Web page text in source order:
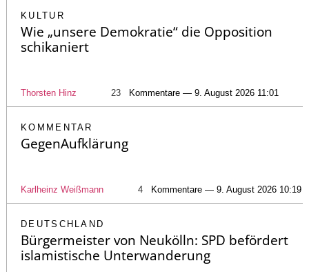
KULTUR
Wie „unsere Demokratie“ die Opposition
schikaniert
Thorsten Hinz 23 Kommentare — 9. August 2026 11:01
KOMMENTAR
GegenAufklärung
Karlheinz Weißmann 4 Kommentare — 9. August 2026 10:19
DEUTSCHLAND
Bürgermeister von Neukölln: SPD befördert
islamistische Unterwanderung